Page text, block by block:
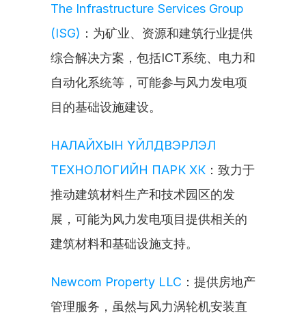
The Infrastructure Services Group
(ISG) ：为矿业、资源和建筑行业提供
综合解决方案，包括ICT系统、电力和
自动化系统等，可能参与风力发电项
目的基础设施建设。
НАЛАЙХЫН ҮЙЛДВЭРЛЭЛ
ТЕХНОЛОГИЙН ПАРК ХК ：致力于
推动建筑材料生产和技术园区的发
展，可能为风力发电项目提供相关的
建筑材料和基础设施支持。
Newcom Property LLC ：提供房地产
管理服务，虽然与风力涡轮机安装直